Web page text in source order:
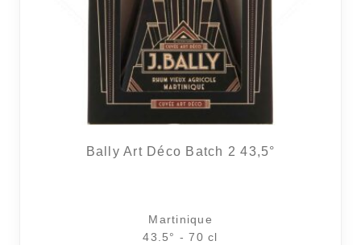
Bally Art Déco Batch 2 43,5°
Martinique
43.5° - 70 cl